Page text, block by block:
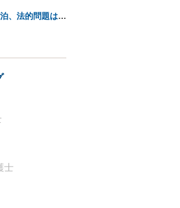
18歳の彼女とホテル宿泊、法的問題はありますか？
士